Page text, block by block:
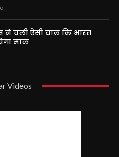
चली ऐसी चाल कि भारत
माल
Videos